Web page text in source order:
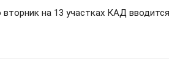
вторник на 13 участках КАД